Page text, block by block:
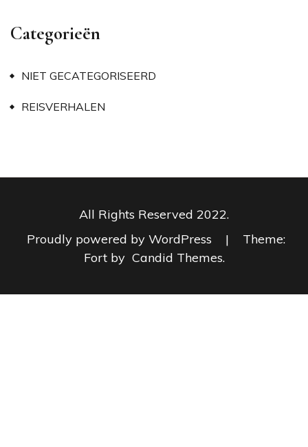
Categorieën
NIET GECATEGORISEERD
REISVERHALEN
All Rights Reserved 2022.
Proudly powered by WordPress
|
Theme:
Fort by Candid Themes.